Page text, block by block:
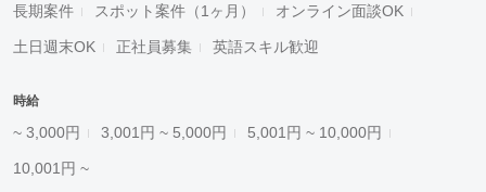
長期案件 スポット案件（1ヶ月） オンライン面談OK
土日週末OK 正社員募集 英語スキル歓迎
時給
~ 3,000円 3,001円 ~ 5,000円 5,001円 ~ 10,000円
10,001円 ~